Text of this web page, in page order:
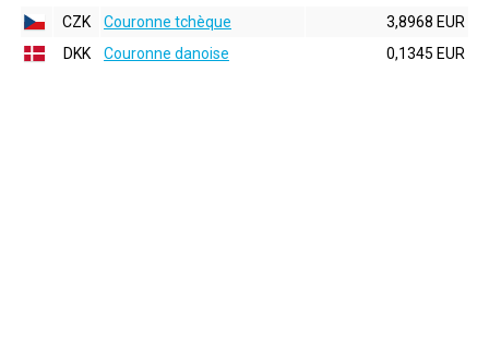
CZK
Couronne tchèque
3,8968 EUR
DKK
Couronne danoise 0,1345 EUR